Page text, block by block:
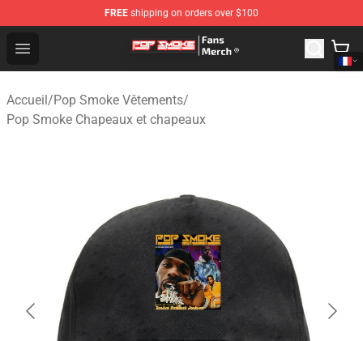
FREE shipping on orders over $100
Open menu
Pop Smoke Store - Official Pop Smoke Merchandise
Accueil/Pop Smoke Vêtements/
Pop Smoke Chapeaux et chapeaux